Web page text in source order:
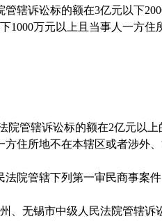
管辖诉讼标的额在3亿元以下
1000万元以上且当事人一方住
管辖诉讼标的额在2亿元以上
方住所地不在本辖区或者涉外
院管辖下列第一审民商事案件
州、无锡市中级人民法院管辖诉